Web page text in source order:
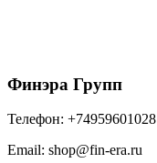
Финэра Групп
Телефон: +74959601028
Email: shop@fin-era.ru